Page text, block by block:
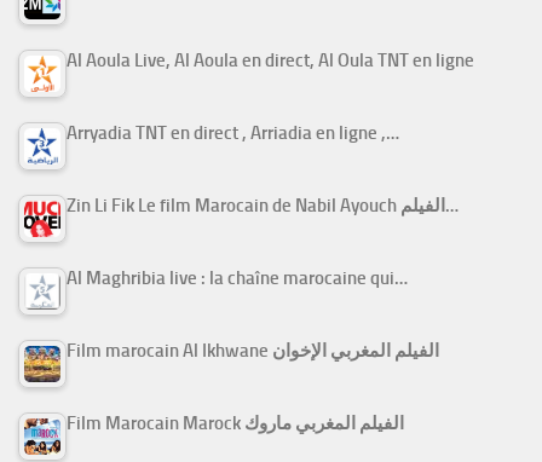
Al Aoula Live, Al Aoula en direct, Al Oula TNT en ligne
Arryadia TNT en direct , Arriadia en ligne ,…
Zin Li Fik Le film Marocain de Nabil Ayouch الفيلم…
Al Maghribia live : la chaîne marocaine qui…
Film marocain Al Ikhwane الفيلم المغربي الإخوان
Film Marocain Marock الفيلم المغربي ماروك